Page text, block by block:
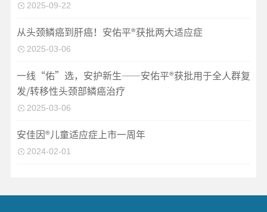
2025-09-22
从头颈鳞癌到肝癌！安佑平®获批两大适应症
2025-03-06
一线“佑”选，安护新生——安佑平®获批用于全人群复
发/转移性头颈部鳞癌治疗
2025-03-06
安佳因®儿童适应症上市一周年
2024-02-01